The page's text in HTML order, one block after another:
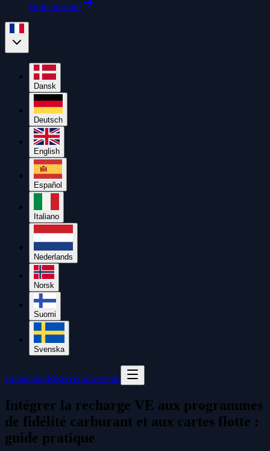
Notre histoire
Dansk
Deutsch
English
Español
Italiano
Nederlands
Norsk
Suomi
Svenska
ConnexionRéserver une démo
Intégrer la recharge VE aux programmes
de fidélité carburant et aux cartes flotte :
guide pratique